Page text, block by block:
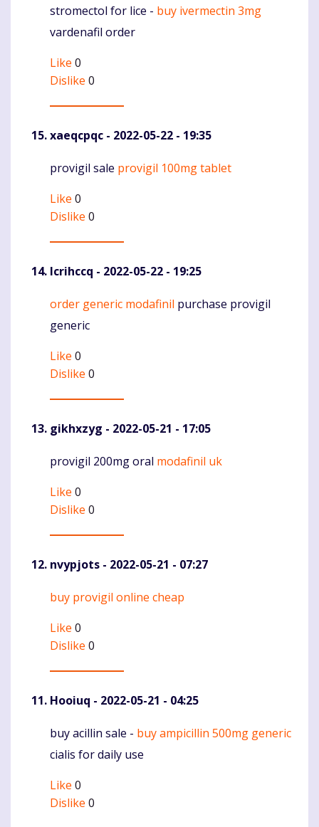
Komentaras
stromectol for lice - buy ivermectin 3mg
vardenafil order
Like 0
Dislike 0
xaeqcpqc - 2022-05-22 - 19:35
Komentaras
provigil sale provigil 100mg tablet
Like 0
Dislike 0
lcrihccq - 2022-05-22 - 19:25
Komentaras
order generic modafinil purchase provigil
generic
Like 0
Dislike 0
gikhxzyg - 2022-05-21 - 17:05
Komentaras
provigil 200mg oral modafinil uk
Like 0
Dislike 0
nvypjots - 2022-05-21 - 07:27
Komentaras
buy provigil online cheap
Like 0
Dislike 0
Hooiuq - 2022-05-21 - 04:25
Komentaras
buy acillin sale - buy ampicillin 500mg generic
cialis for daily use
Like 0
Dislike 0